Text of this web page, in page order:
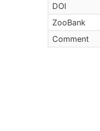
DOI
ZooBank
Comment